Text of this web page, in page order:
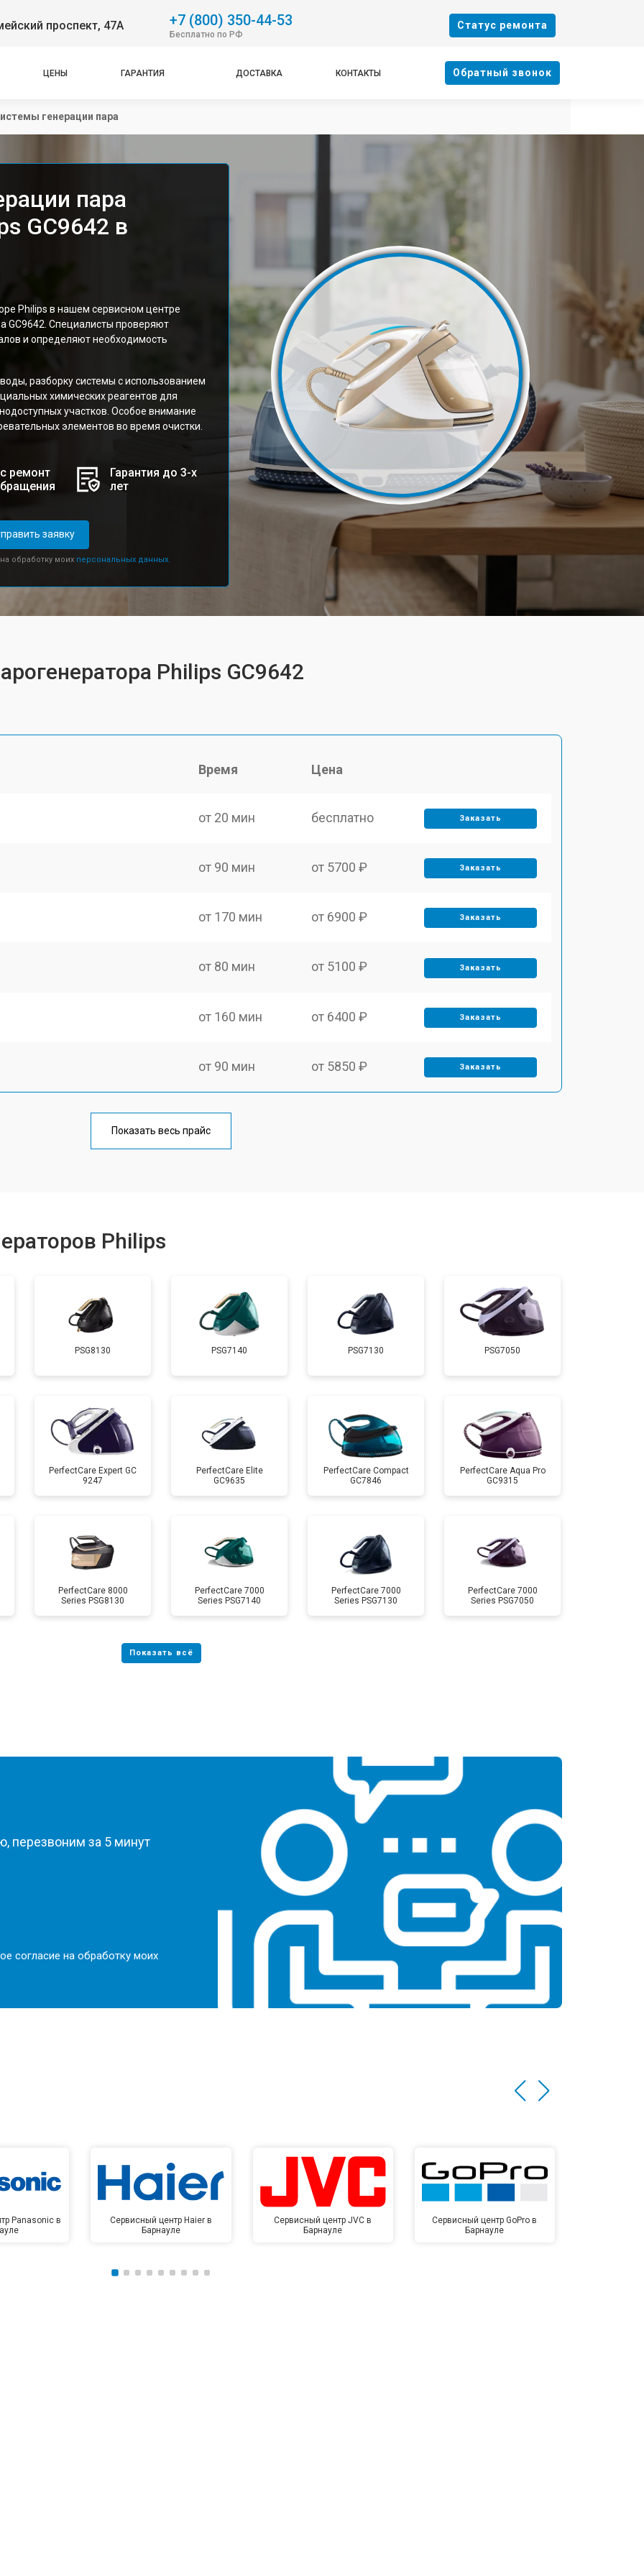
проспект, 47А +7 (800) 350-44-53
Бесплатно по РФ
Cтатус ремонта
ЦЕНЫ ГАРАНТИЯ ДОСТАВКА КОНТАКТЫ Oбратный звонок
генерации пара
пара
GC9642 в
Philips в нашем сервисном центре
GC9642. Специалисты проверяют
и определяют необходимость
разборку системы с использованием
химических реагентов для
участков. Особое внимание
элементов во время очистки.
ремонт
Гарантия до 3-х
лет
заявку
обработку моих персональных данных.
Philips GC9642
Время Цена
от 20 мин бесплатно Заказать
от 90 мин от 5700 ₽ Заказать
от 170 мин от 6900 ₽ Заказать
от 80 мин от 5100 ₽ Заказать
от 160 мин от 6400 ₽ Заказать
от 90 мин от 5850 ₽ Заказать
от 110 мин
от 70 мин от 4150 ₽ Заказать
от 80 мин от 4700 ₽ Заказать
от 150 мин от 5850 ₽ Заказать
Показать весь прайс
Philips
PSG8130 PSG7140 PSG7130 PSG7050
PerfectCare Expert GC
9247
PerfectCare Elite
GC9635
PerfectCare Compact
GC7846
PerfectCare Aqua Pro
GC9315
PerfectCare 8000
Series PSG8130
PerfectCare 7000
Series PSG7140
PerfectCare 7000
Series PSG7130
PerfectCare 7000
Series PSG7050
перезвоним за 5 минут
согласие на обработку моих
Panasonic в
Сервисный центр Haier в
Барнауле
Сервисный центр JVC в
Барнауле
Сервисный центр GoPro в
Барнауле